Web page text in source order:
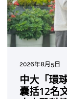
2026年8月5日
中大「環
囊括12名
2026年7月10日
中大研發
腫 假陽性
2026年7月10日
中大黃秀
「光華工
2026年7月7日
中大新設
許公開試
2026年6月29日
中大全新
傳統檢測
2026年6月22日
中大發現
可恢復七
2026年6月17日
中大成功
一種免疫
2026年6月10日
中大與多
究 逾半晚
2026年6月5日
中大教授
獎」 成為
2026年6月2日
中大匯聚
保險如何
2026年5月19日
中大張源
際泌尿科
2026年5月14日
中大取得
破 初步證